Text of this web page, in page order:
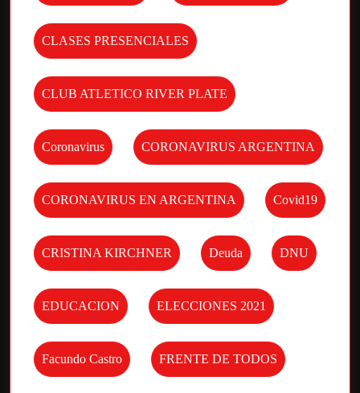
CLASES PRESENCIALES
CLUB ATLETICO RIVER PLATE
Coronavirus CORONAVIRUS ARGENTINA
CORONAVIRUS EN ARGENTINA Covid19
CRISTINA KIRCHNER Deuda DNU
EDUCACION ELECCIONES 2021
Facundo Castro FRENTE DE TODOS